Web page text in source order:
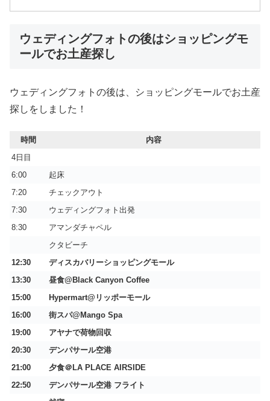
ウェディングフォトの後はショッピングモ
ールでお土産探し
ウェディングフォトの後は、ショッピングモールでお土産
探しをしました！
時間
内容
4日目
6:00
起床
7:20
チェックアウト
7:30
ウェディングフォト出発
8:30
アマンダチャペル
クタビーチ
12:30
ディスカバリーショッピングモール
13:30
昼食@Black Canyon Coffee
15:00
Hypermart@リッポーモール
16:00
街スパ@Mango Spa
19:00
アヤナで荷物回収
20:30
デンパサール空港
21:00
夕食＠LA PLACE AIRSIDE
22:50
デンパサール空港 フライト